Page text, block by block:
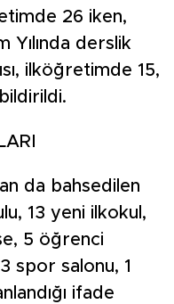
26 iken,
derslik
ilköğretimde 15,
da bahsedilen
13 yeni ilkokul,
5 öğrenci
spor salonu, 1
ifade